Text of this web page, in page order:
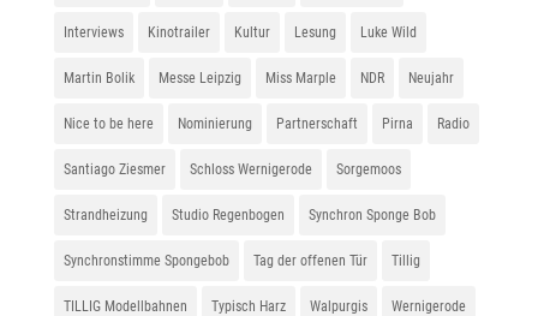
Interviews Kinotrailer Kultur Lesung Luke Wild
Martin Bolik Messe Leipzig Miss Marple NDR Neujahr
Nice to be here Nominierung Partnerschaft Pirna Radio
Santiago Ziesmer Schloss Wernigerode Sorgemoos
Strandheizung Studio Regenbogen Synchron Sponge Bob
Synchronstimme Spongebob Tag der offenen Tür Tillig
TILLIG Modellbahnen Typisch Harz Walpurgis Wernigerode